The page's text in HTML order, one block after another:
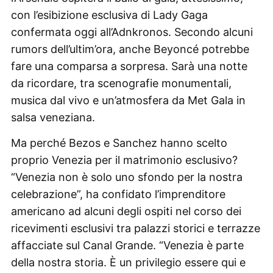
con l’esibizione esclusiva di Lady Gaga
confermata oggi all’Adnkronos. Secondo alcuni
rumors dell’ultim’ora, anche Beyoncé potrebbe
fare una comparsa a sorpresa. Sarà una notte
da ricordare, tra scenografie monumentali,
musica dal vivo e un’atmosfera da Met Gala in
salsa veneziana.
Ma perché Bezos e Sanchez hanno scelto
proprio Venezia per il matrimonio esclusivo?
“Venezia non è solo uno sfondo per la nostra
celebrazione”, ha confidato l’imprenditore
americano ad alcuni degli ospiti nel corso dei
ricevimenti esclusivi tra palazzi storici e terrazze
affacciate sul Canal Grande. “Venezia è parte
della nostra storia. È un privilegio essere qui e